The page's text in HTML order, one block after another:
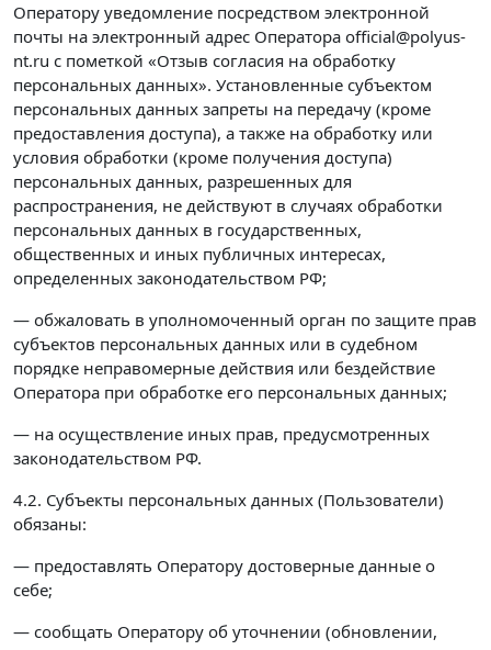
Оператору уведомление посредством электронной
почты на электронный адрес Оператора official@polyus-
nt.ru с пометкой «Отзыв согласия на обработку
персональных данных». Установленные субъектом
персональных данных запреты на передачу (кроме
предоставления доступа), а также на обработку или
условия обработки (кроме получения доступа)
персональных данных, разрешенных для
распространения, не действуют в случаях обработки
персональных данных в государственных,
общественных и иных публичных интересах,
определенных законодательством РФ;
— обжаловать в уполномоченный орган по защите прав
субъектов персональных данных или в судебном
порядке неправомерные действия или бездействие
Оператора при обработке его персональных данных;
— на осуществление иных прав, предусмотренных
законодательством РФ.
4.2. Субъекты персональных данных (Пользователи)
обязаны:
— предоставлять Оператору достоверные данные о
себе;
— сообщать Оператору об уточнении (обновлении,